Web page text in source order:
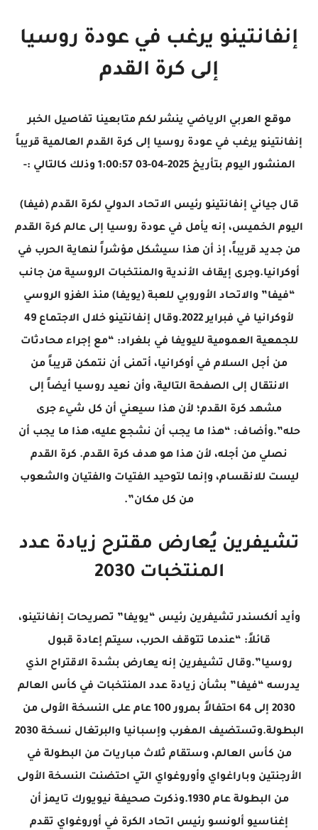
إنفانتينو يرغب في عودة روسيا
إلى كرة القدم
موقع العربي الرياضي ينشر لكم متابعينا تفاصيل الخبر
إنفانتينو يرغب في عودة روسيا إلى كرة القدم العالمية قريباً
المنشور اليوم بتأريخ 2025-04-03 1:00:57 وذلك كالتالي :-
قال جياني إنفانتينو رئيس الاتحاد الدولي لكرة القدم (فيفا)
اليوم الخميس، إنه يأمل في عودة روسيا إلى عالم كرة القدم
من جديد قريباً، إذ أن هذا سيشكل مؤشراً لنهاية الحرب في
أوكرانيا.وجرى إيقاف الأندية والمنتخبات الروسية من جانب
“فيفا” والاتحاد الأوروبي للعبة (يويفا) منذ الغزو الروسي
لأوكرانيا في فبراير 2022.وقال إنفانتينو خلال الاجتماع 49
للجمعية العمومية لليويفا في بلغراد: “مع إجراء محادثات
من أجل السلام في أوكرانيا، أتمنى أن نتمكن قريباً من
الانتقال إلى الصفحة التالية، وأن نعيد روسيا أيضاً إلى
مشهد كرة القدم؛ لأن هذا سيعني أن كل شيء جرى
حله”.وأضاف: “هذا ما يجب أن نشجع عليه، هذا ما يجب أن
نصلي من أجله، لأن هذا هو هدف كرة القدم. كرة القدم
ليست للانقسام، وإنما لتوحيد الفتيات والفتيان والشعوب
من كل مكان”.
تشيفرين يُعارض مقترح زيادة عدد
المنتخبات 2030
وأيد ألكسندر تشيفرين رئيس “يويفا” تصريحات إنفانتينو،
قائلاً: “عندما تتوقف الحرب، سيتم إعادة قبول
روسيا”.وقال تشيفرين إنه يعارض بشدة الاقتراح الذي
يدرسه “فيفا” بشأن زيادة عدد المنتخبات في كأس العالم
2030 إلى 64 احتفالاً بمرور 100 عام على النسخة الأولى من
البطولة.وتستضيف المغرب وإسبانيا والبرتغال نسخة 2030
من كأس العالم، وستقام ثلاث مباريات من البطولة في
الأرجنتين وباراغواي وأوروغواي التي احتضنت النسخة الأولى
من البطولة عام 1930.وذكرت صحيفة نيويورك تايمز أن
إغناسيو ألونسو رئيس اتحاد الكرة في أوروغواي تقدم